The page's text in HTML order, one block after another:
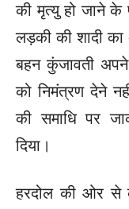
की मृत्यु हो जाने के
लड़की की शादी
बहन कुंजावती
को निमंत्रण देने
की समाधि पर
दिया।
हरदोल की ओर से